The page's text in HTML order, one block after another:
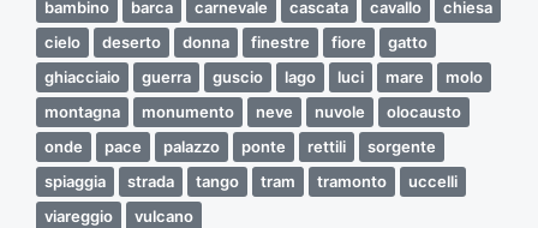
a
r
t
i
c
o
l
o
bambino
barca carnevale cascata cavallo
chiesa
cielo
deserto donna finestre fiore
gatto
ghiacciaio
guerra guscio lago luci mare
molo
montagna
monumento neve nuvole
olocausto
onde
pace palazzo ponte rettili
sorgente
spiaggia
strada tango tram tramonto
uccelli
viareggio
vulcano